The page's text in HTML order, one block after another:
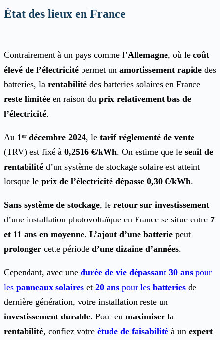
État des lieux en France
Contrairement à un pays comme l’Allemagne, où le coût
élevé de l’électricité permet un amortissement rapide des
batteries, la rentabilité des batteries solaires en France
reste limitée en raison du prix relativement bas de
l’électricité.
Au 1ᵉʳ décembre 2024, le tarif réglementé de vente
(TRV) est fixé à 0,2516 €/kWh. On estime que le seuil de
rentabilité d’un système de stockage solaire est atteint
lorsque le prix de l’électricité dépasse 0,30 €/kWh.
Sans système de stockage, le retour sur investissement
d’une installation photovoltaïque en France se situe entre 7
et 11 ans en moyenne. L’ajout d’une batterie peut
prolonger cette période d’une dizaine d’années.
Cependant, avec une durée de vie dépassant 30 ans pour
les panneaux solaires et 20 ans pour les batteries de
dernière génération, votre installation reste un
investissement durable. Pour en maximiser la
rentabilité, confiez votre étude de faisabilité à un expert